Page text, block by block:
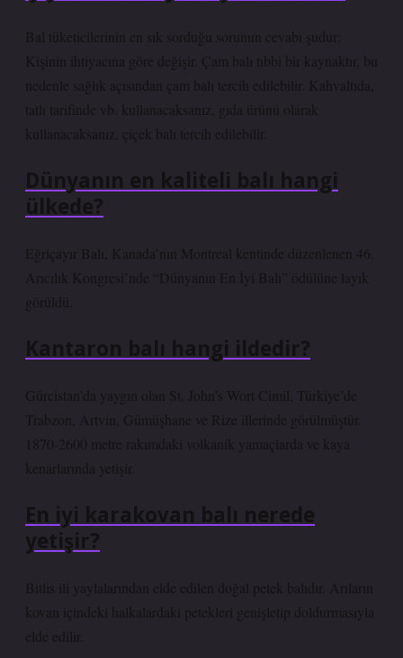
Bal tüketicilerinin en sık sorduğu sorunun cevabı şudur:
Kişinin ihtiyacına göre değişir. Çam balı tıbbi bir kaynaktır, bu
nedenle sağlık açısından çam balı tercih edilebilir. Kahvaltıda,
tatlı tarifinde vb. kullanacaksanız, gıda ürünü olarak
kullanacaksanız, çiçek balı tercih edilebilir.
Dünyanın en kaliteli balı hangi
ülkede?
Eğriçayır Balı, Kanada’nın Montreal kentinde düzenlenen 46.
Arıcılık Kongresi’nde “Dünyanın En İyi Balı” ödülüne layık
görüldü.
Kantaron balı hangi ildedir?
Gürcistan’da yaygın olan St. John’s Wort Cimil, Türkiye’de
Trabzon, Artvin, Gümüşhane ve Rize illerinde görülmüştür.
1870-2600 metre rakımdaki volkanik yamaçlarda ve kaya
kenarlarında yetişir.
En iyi karakovan balı nerede
yetişir?
Bitlis ili yaylalarından elde edilen doğal petek balıdır. Arıların
kovan içindeki halkalardaki petekleri genişletip doldurmasıyla
elde edilir.